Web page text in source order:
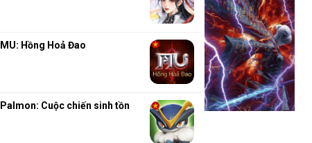
MU: Hồng Hoả Đao
Palmon: Cuộc chiến sinh tồn